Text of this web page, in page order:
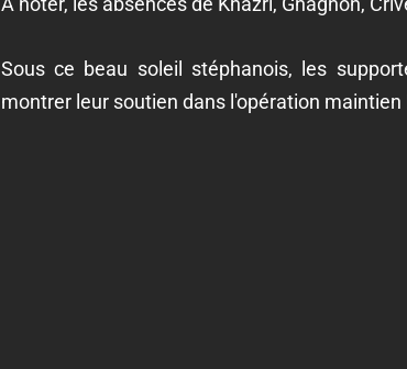
Sous ce beau soleil stéphanois, les
montrer leur soutien dans l'opération maintien